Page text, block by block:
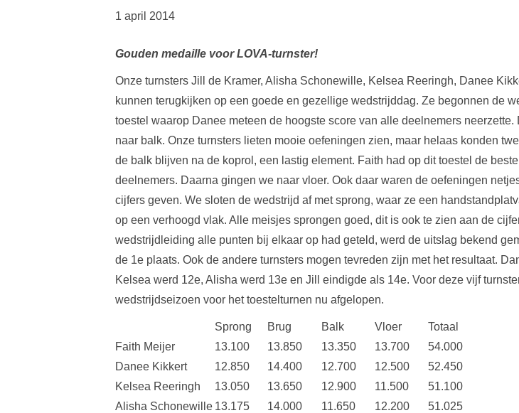
1 april 2014
Gouden medaille voor LOVA-turnster!
Onze turnsters Jill de Kramer, Alisha Schonewille, Kelsea Reeringh, Danee
kunnen terugkijken op een goede en gezellige wedstrijddag. Ze begonnen de
toestel waarop Danee meteen de hoogste score van alle deelnemers
naar balk. Onze turnsters lieten mooie oefeningen zien, maar helaas konden
de balk blijven na de koprol, een lastig element. Faith had op dit toestel de
deelnemers. Daarna gingen we naar vloer. Ook daar waren de oefeningen
cijfers geven. We sloten de wedstrijd af met sprong, waar ze een
op een verhoogd vlak. Alle meisjes sprongen goed, dit is ook te zien aan de
wedstrijdleiding alle punten bij elkaar op had geteld, werd de uitslag bekend
de 1e plaats. Ook de andere turnsters mogen tevreden zijn met het resultaat.
Kelsea werd 12e, Alisha werd 13e en Jill eindigde als 14e. Voor deze vijf
wedstrijdseizoen voor het toestelturnen nu afgelopen.
Sprong Brug Balk Vloer
Totaal
Faith Meijer
13.100 13.850 13.350 13.700
54.000
Danee Kikkert
12.850 14.400 12.700 12.500
52.450
Kelsea Reeringh
13.050 13.650 12.900 11.500
51.100
Alisha Schonewille 13.175 14.000 11.650 12.200
51.025